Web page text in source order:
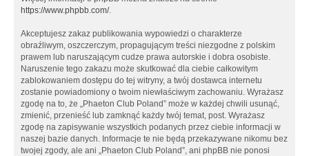
https://www.phpbb.com/.
Akceptujesz zakaz publikowania wypowiedzi o charakterze
obraźliwym, oszczerczym, propagującym treści niezgodne z polskim
prawem lub naruszającym cudze prawa autorskie i dobra osobiste.
Naruszenie tego zakazu może skutkować dla ciebie całkowitym
zablokowaniem dostępu do tej witryny, a twój dostawca internetu
zostanie powiadomiony o twoim niewłaściwym zachowaniu. Wyrażasz
zgodę na to, że „Phaeton Club Poland” może w każdej chwili usunąć,
zmienić, przenieść lub zamknąć każdy twój temat, post. Wyrażasz
zgodę na zapisywanie wszystkich podanych przez ciebie informacji w
naszej bazie danych. Informacje te nie będą przekazywane nikomu bez
twojej zgody, ale ani „Phaeton Club Poland”, ani phpBB nie ponosi